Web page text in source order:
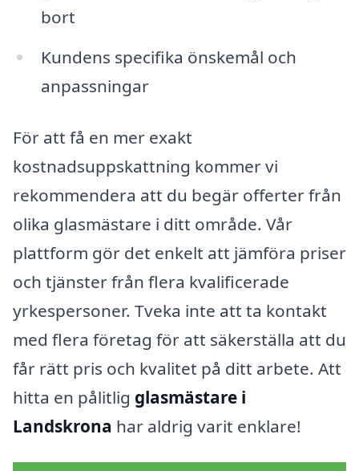
bort
Kundens specifika önskemål och
anpassningar
För att få en mer exakt
kostnadsuppskattning kommer vi
rekommendera att du begär offerter från
olika glasmästare i ditt område. Vår
plattform gör det enkelt att jämföra priser
och tjänster från flera kvalificerade
yrkespersoner. Tveka inte att ta kontakt
med flera företag för att säkerställa att du
får rätt pris och kvalitet på ditt arbete. Att
hitta en pålitlig glasmästare i
Landskrona har aldrig varit enklare!